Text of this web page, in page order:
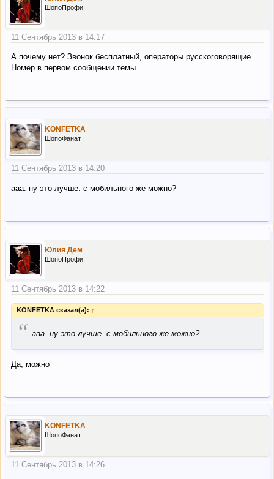
ШопоПрофи
11 Сентябрь 2013 в 14:17
А почему нет? Звонок бесплатный, операторы русскоговорящие.
Номер в первом сообщении темы.
KONFETKA
ШопоФанат
11 Сентябрь 2013 в 14:20
ааа. ну это лучше. с мобильного же можно?
Юлия Дем
ШопоПрофи
11 Сентябрь 2013 в 14:22
KONFETKA сказал(а): ↑
“ ааа. ну это лучше. с мобильного же можно?
Да, можно
KONFETKA
ШопоФанат
11 Сентябрь 2013 в 14:26